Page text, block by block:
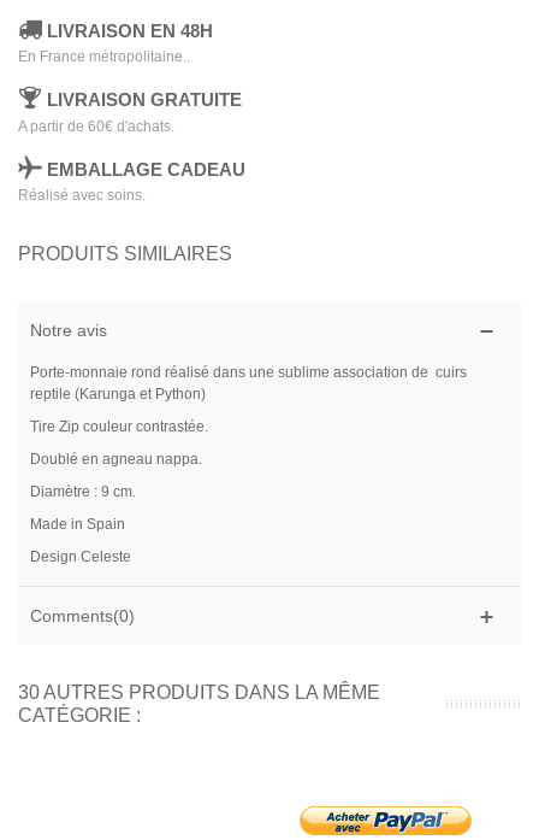
LIVRAISON EN 48H
En France métropolitaine..
LIVRAISON GRATUITE
A partir de 60€ d'achats.
EMBALLAGE CADEAU
Réalisé avec soins.
PRODUITS SIMILAIRES
Notre avis
Porte-monnaie rond réalisé dans une sublime association de cuirs
reptile (Karunga et Python)
Tire Zip couleur contrastée.
Doublé en agneau nappa.
Diamètre : 9 cm.
Made in Spain
Design Celeste
Comments(0)
30 AUTRES PRODUITS DANS LA MÊME
CATÉGORIE :